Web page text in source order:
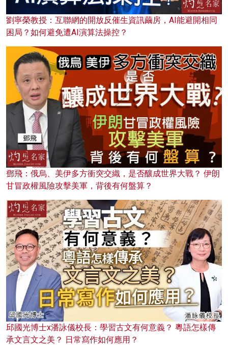
劉寧榮教授：互聯網的開放反催生資訊繭房，AI能避開相同
困局？如何避免遭AI演算法操控？
鄧飛：俄烏、美伊多方衝突交織，是否釀成世界大戰？ 伊朗
甘冒政權風險攻擊美軍，背後有何盤算？
邱國光博士x潘詠儀校長：學習古文有何意義？ 粵語怎樣傳
承文言文之美？ 日常寫作如何應用？